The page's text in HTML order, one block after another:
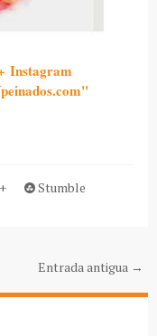
Instagram
Stumble
Entrada antigua →